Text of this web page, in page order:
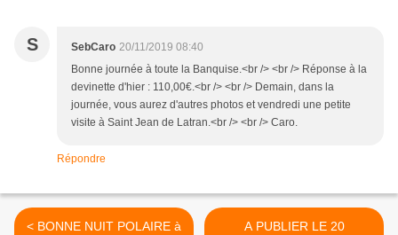
S SebCaro 20/11/2019 08:40
Bonne journée à toute la Banquise.<br /> <br /> Réponse à la
devinette d'hier : 110,00€.<br /> <br /> Demain, dans la
journée, vous aurez d'autres photos et vendredi une petite
visite à Saint Jean de Latran.<br /> <br /> Caro.
Répondre
< BONNE NUIT POLAIRE à
A PUBLIER LE 20